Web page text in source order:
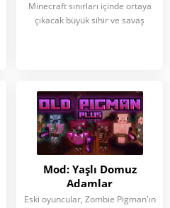
Minecraft sınırları içinde ortaya
çıkacak büyük sihir ve savaş
Mod: Yaşlı Domuz
Adamlar
Eski oyuncular, Zombie Pigman'ın